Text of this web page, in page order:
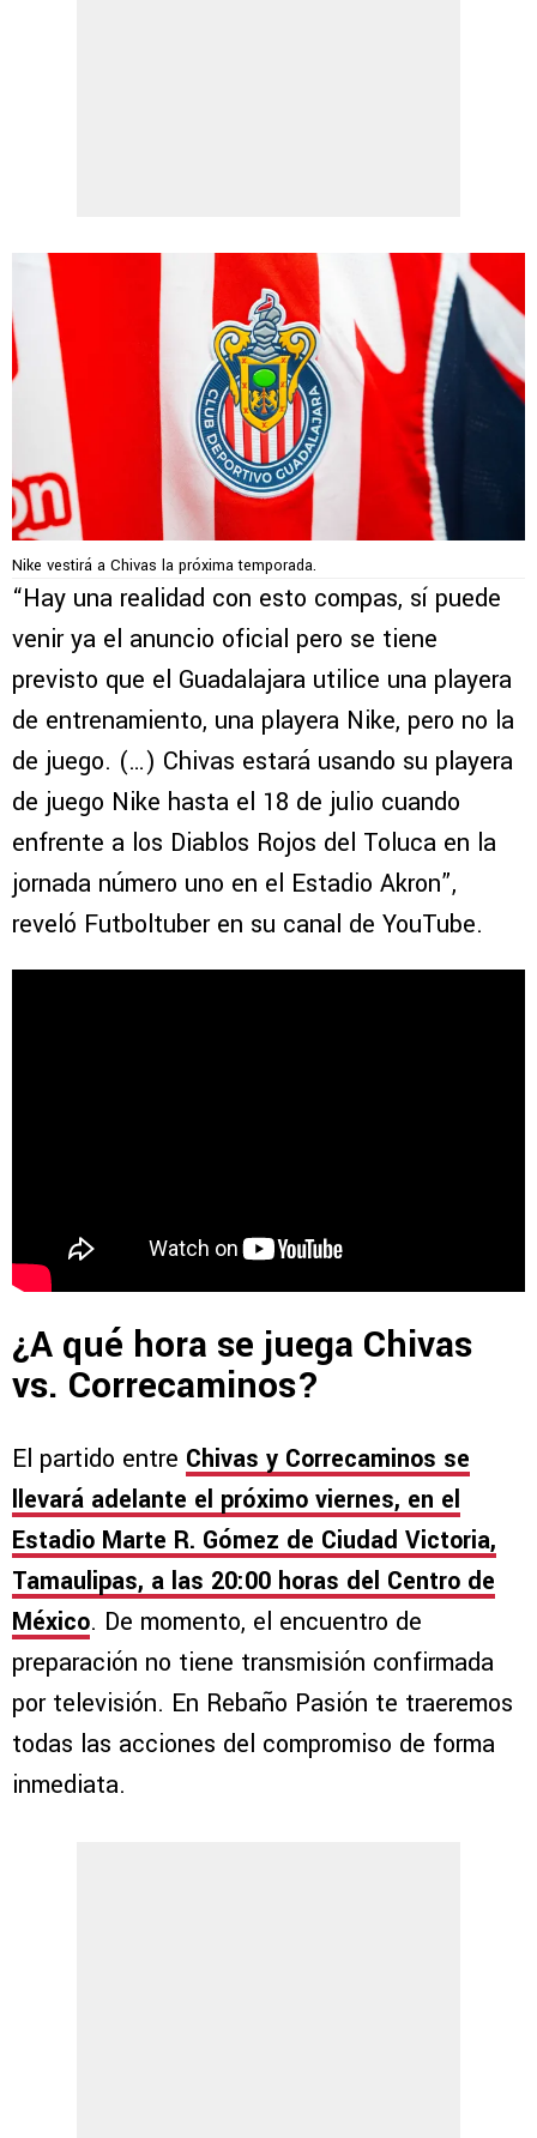
Nike vestirá a Chivas la próxima temporada.
“Hay una realidad con esto compas, sí puede
venir ya el anuncio oficial pero se tiene
previsto que el Guadalajara utilice una playera
de entrenamiento, una playera Nike, pero no la
de juego. (…) Chivas estará usando su playera
de juego Nike hasta el 18 de julio cuando
enfrente a los Diablos Rojos del Toluca en la
jornada número uno en el Estadio Akron”,
reveló Futboltuber en su canal de YouTube.
¿A qué hora se juega Chivas
vs. Correcaminos?
El partido entre Chivas y Correcaminos se
llevará adelante el próximo viernes, en el
Estadio Marte R. Gómez de Ciudad Victoria,
Tamaulipas, a las 20:00 horas del Centro de
México. De momento, el encuentro de
preparación no tiene transmisión confirmada
por televisión. En Rebaño Pasión te traeremos
todas las acciones del compromiso de forma
inmediata.